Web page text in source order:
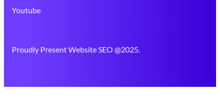
Youtube
Proudly Present Website SEO @2025.